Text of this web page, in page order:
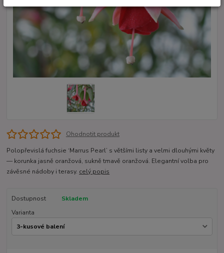
Ohodnotit produkt
Polopřevislá fuchsie ‘Marrus Pearl’ s většími listy a velmi dlouhými květy
— korunka jasně oranžová, sukně tmavě oranžová. Elegantní volba pro
závěsné nádoby i terasy. celý popis
Dostupnost
Skladem
Varianta